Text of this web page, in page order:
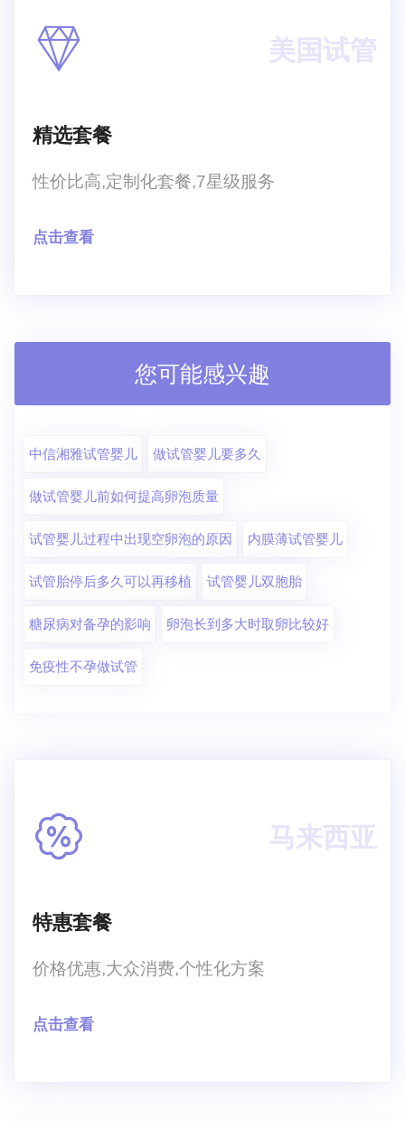
美国试管
精选套餐
性价比高,定制化套餐,7星级服务
点击查看
您可能感兴趣
中信湘雅试管婴儿 做试管婴儿要多久
做试管婴儿前如何提高卵泡质量
试管婴儿过程中出现空卵泡的原因 内膜薄试管婴儿
试管胎停后多久可以再移植 试管婴儿双胞胎
糖尿病对备孕的影响 卵泡长到多大时取卵比较好
免疫性不孕做试管
马来西亚
特惠套餐
价格优惠,大众消费,个性化方案
点击查看